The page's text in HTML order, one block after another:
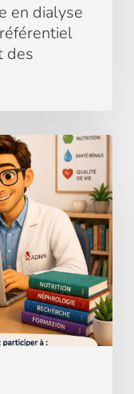
en dialyse
des